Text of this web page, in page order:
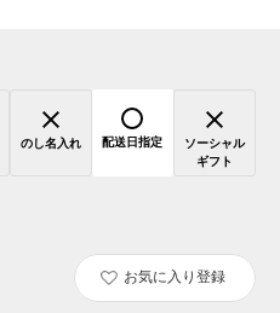
のし名入れ 配送日指定
ソーシャル
ギフト
お気に入り登録